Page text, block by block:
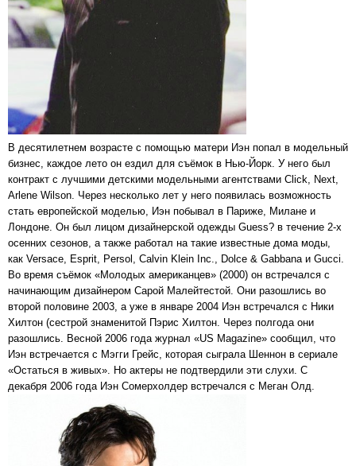
В десятилетнем возрасте с помощью матери Иэн попал в модельный
бизнес, каждое лето он ездил для съёмок в Нью-Йорк. У него был
контракт с лучшими детскими модельными агентствами Click, Next,
Arlene Wilson. Через несколько лет у него появилась возможность
стать европейской моделью, Иэн побывал в Париже, Милане и
Лондоне. Он был лицом дизайнерской одежды Guess? в течение 2-х
осенних сезонов, а также работал на такие известные дома моды,
как Versace, Esprit, Persol, Calvin Klein Inc., Dolce & Gabbana и Gucci.
Во время съёмок «Молодых американцев» (2000) он встречался с
начинающим дизайнером Сарой Малейтестой. Они разошлись во
второй половине 2003, а уже в январе 2004 Иэн встречался с Ники
Хилтон (сестрой знаменитой Пэрис Хилтон. Через полгода они
разошлись. Весной 2006 года журнал «US Magazine» сообщил, что
Иэн встречается с Мэгги Грейс, которая сыграла Шеннон в сериале
«Остаться в живых». Но актеры не подтвердили эти слухи. С
декабря 2006 года Иэн Сомерхолдер встречался с Меган Олд.